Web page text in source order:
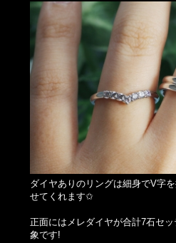
ダイヤありのリングは細身でV字
せてくれます✩
正面にはメレダイヤが合計7石セ
象です!